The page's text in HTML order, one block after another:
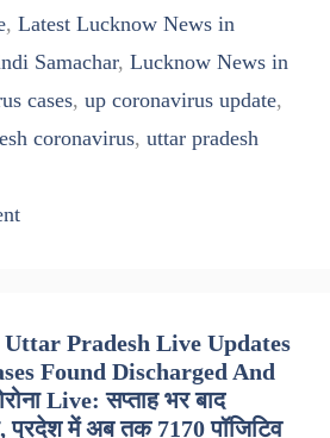
, Latest Lucknow News in
Samachar, Lucknow News in
cases, up coronavirus update,
coronavirus, uttar pradesh
Pradesh Live Updates
Found Discharged And
Live: सप्ताह भर बाद
में अब तक 7170 पॉजिटिव